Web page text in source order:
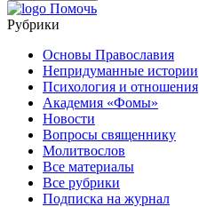
Помочь
Рубрики
Основы Православия
Непридуманные истории
Психология и отношения
Академия «Фомы»
Новости
Вопросы священнику
Молитвослов
Все материалы
Все рубрики
Подписка на журнал